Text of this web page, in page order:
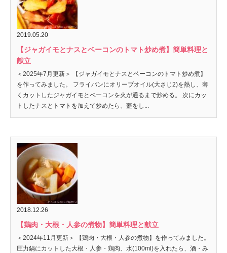
2019.05.20
【ジャガイモとナスとベーコンのトマト炒め煮】簡単料理と
献立
＜2025年7月更新＞ 【ジャガイモとナスとベーコンのトマト炒め煮】
を作ってみました。 フライパンにオリーブオイル(大さじ2)を熱し、薄
くカットしたジャガイモとベーコンを火が通るまで炒める。 次にカッ
トしたナスとトマトを加えて炒めたら、蓋をし...
2018.12.26
【鶏肉・大根・人参の煮物】簡単料理と献立
＜2024年11月更新＞ 【鶏肉・大根・人参の煮物】を作ってみました。
圧力鍋にカットした大根・人参・鶏肉、水(100ml)を入れたら、酒・み